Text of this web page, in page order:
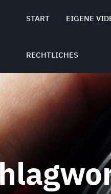
START EIGENE
RECHTLICHES